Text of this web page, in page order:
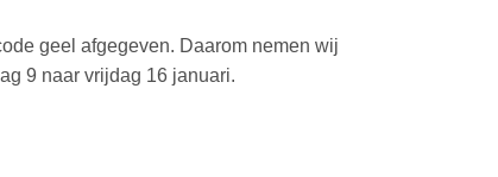
geel afgegeven. Daarom nemen wij
9 naar vrijdag 16 januari.